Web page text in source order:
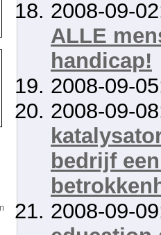
2008-09-
ALLE
handicap!
2008-09-
2008-09-
bedrijf
2008-09-